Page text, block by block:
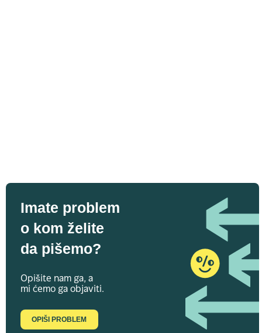
Imate problem
o kom želite
da pišemo?
Opišite nam ga, a
mi ćemo ga objaviti.
OPIŠI PROBLEM